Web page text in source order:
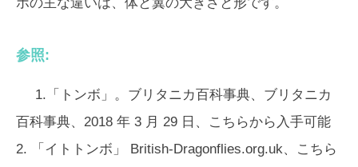
参照:
1.「トンボ」。ブリタニカ百科事典、ブリタニカ
百科事典、2018 年 3 月 29 日、こちらから入手可能
2. 「イトトンボ」 British-Dragonflies.org.uk、こちら